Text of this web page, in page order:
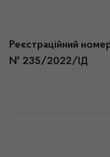
Реєстраційний
№ 235/2022/ІД